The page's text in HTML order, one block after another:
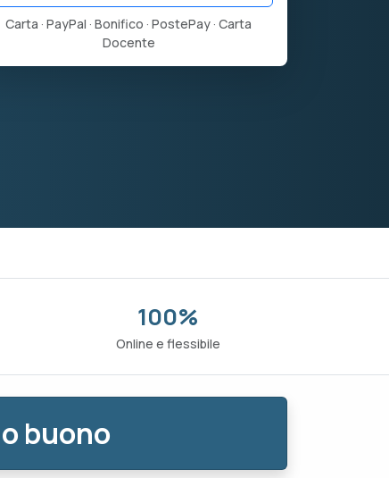
Carta · PayPal · Bonifico · PostePay · Carta
Docente
100%
Online e flessibile
buono